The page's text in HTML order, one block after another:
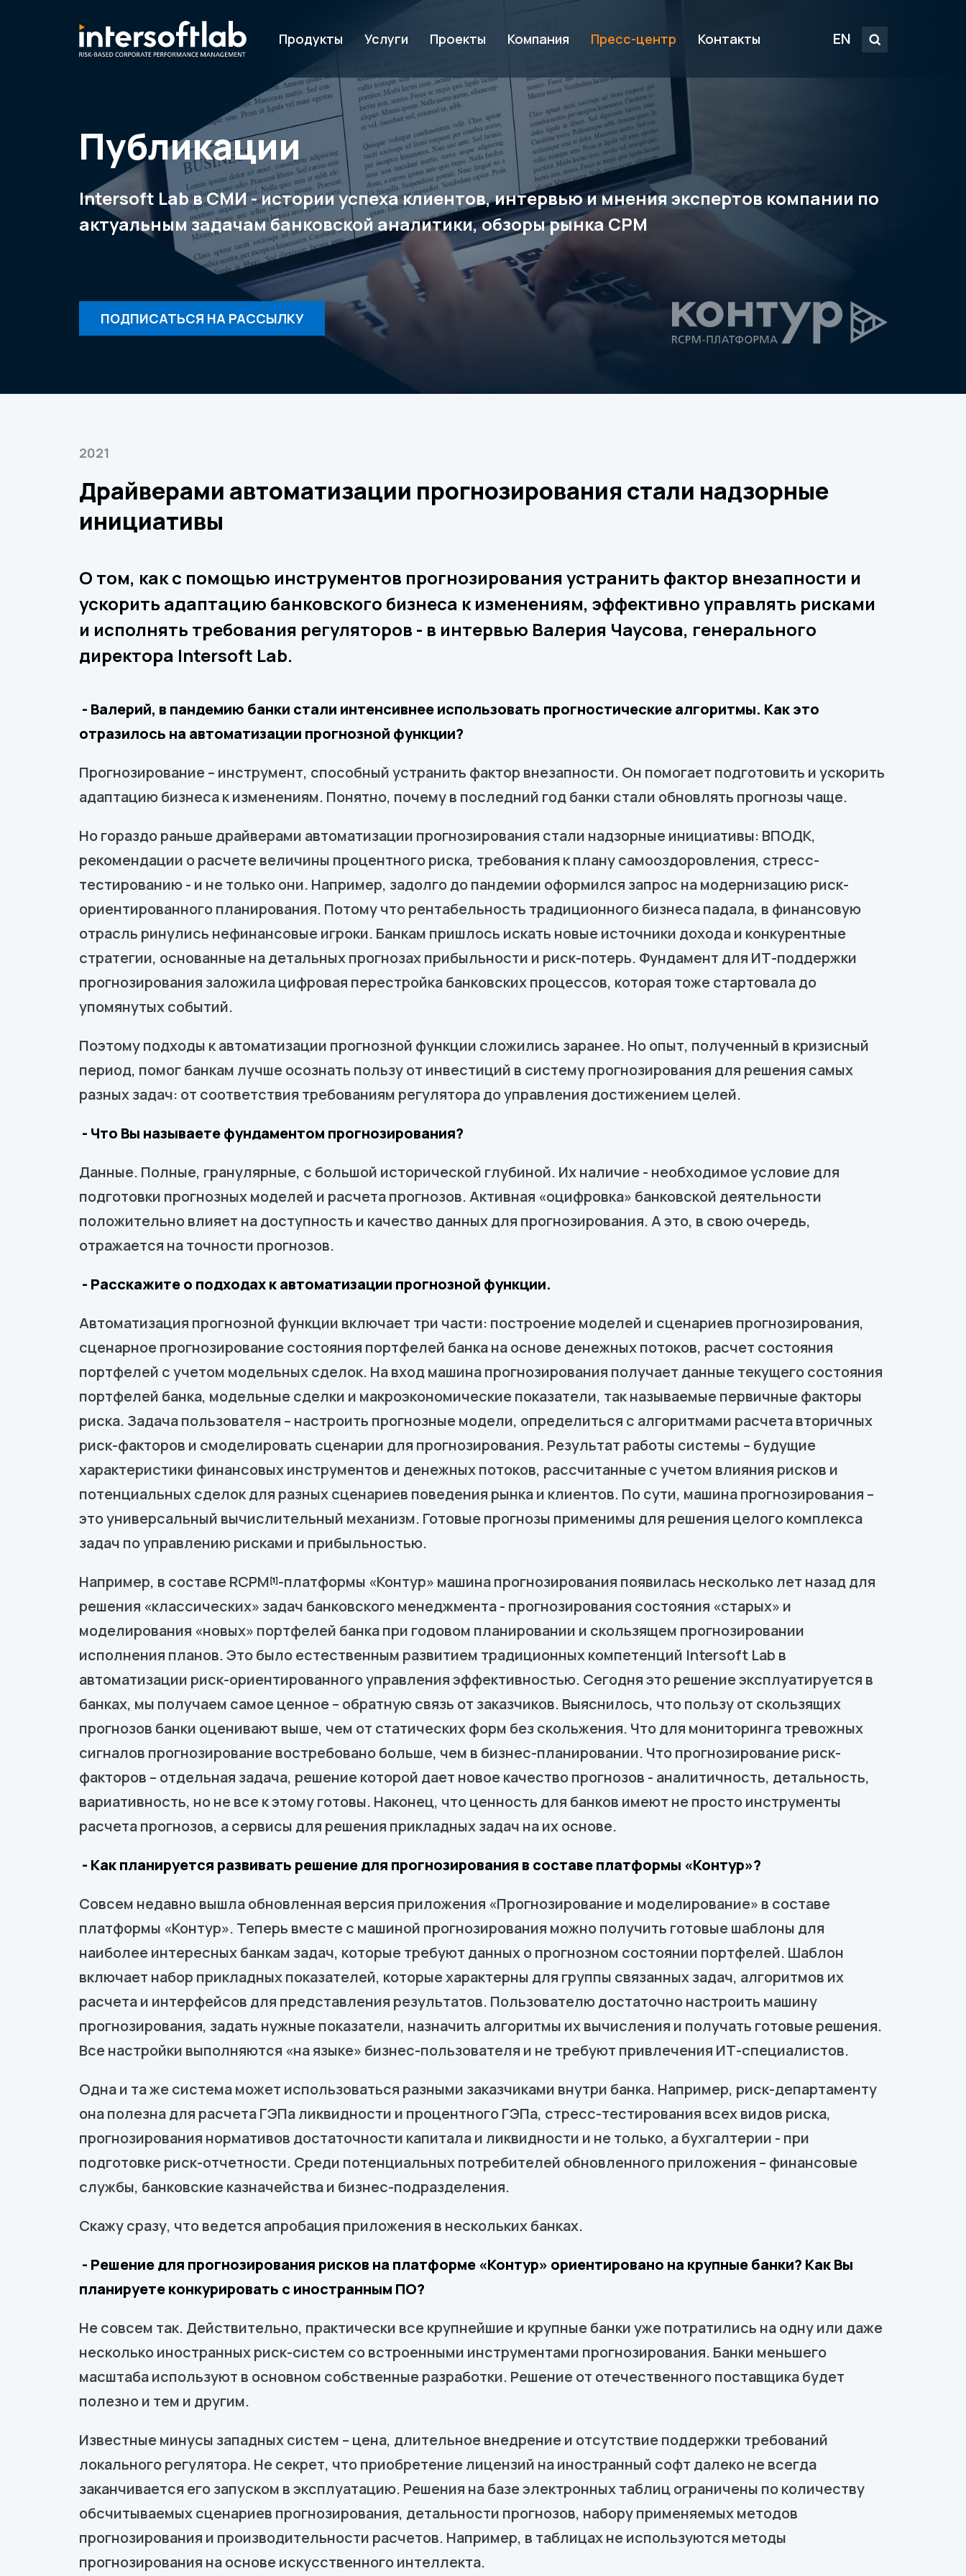
Продукты Услуги Проекты Компания Пресс-центр Контакты EN
Публикации
Intersoft Lab в СМИ - истории успеха клиентов, интервью и мнения экспертов компании по
актуальным задачам банковской аналитики, обзоры рынка CPM
ПОДПИСАТЬСЯ НА РАССЫЛКУ
2021
Драйверами автоматизации прогнозирования стали надзорные
инициативы
О том, как с помощью инструментов прогнозирования устранить фактор внезапности и
ускорить адаптацию банковского бизнеса к изменениям, эффективно управлять рисками
и исполнять требования регуляторов - в интервью Валерия Чаусова, генерального
директора Intersoft Lab.
- Валерий, в пандемию банки стали интенсивнее использовать прогностические алгоритмы. Как это
отразилось на автоматизации прогнозной функции?
Прогнозирование – инструмент, способный устранить фактор внезапности. Он помогает подготовить и ускорить
адаптацию бизнеса к изменениям. Понятно, почему в последний год банки стали обновлять прогнозы чаще.
Но гораздо раньше драйверами автоматизации прогнозирования стали надзорные инициативы: ВПОДК,
рекомендации о расчете величины процентного риска, требования к плану самооздоровления, стресс-
тестированию - и не только они. Например, задолго до пандемии оформился запрос на модернизацию риск-
ориентированного планирования. Потому что рентабельность традиционного бизнеса падала, в финансовую
отрасль ринулись нефинансовые игроки. Банкам пришлось искать новые источники дохода и конкурентные
стратегии, основанные на детальных прогнозах прибыльности и риск-потерь. Фундамент для ИТ-поддержки
прогнозирования заложила цифровая перестройка банковских процессов, которая тоже стартовала до
упомянутых событий.
Поэтому подходы к автоматизации прогнозной функции сложились заранее. Но опыт, полученный в кризисный
период, помог банкам лучше осознать пользу от инвестиций в систему прогнозирования для решения самых
разных задач: от соответствия требованиям регулятора до управления достижением целей.
- Что Вы называете фундаментом прогнозирования?
Данные. Полные, гранулярные, с большой исторической глубиной. Их наличие - необходимое условие для
подготовки прогнозных моделей и расчета прогнозов. Активная «оцифровка» банковской деятельности
положительно влияет на доступность и качество данных для прогнозирования. А это, в свою очередь,
отражается на точности прогнозов.
- Расскажите о подходах к автоматизации прогнозной функции.
Автоматизация прогнозной функции включает три части: построение моделей и сценариев прогнозирования,
сценарное прогнозирование состояния портфелей банка на основе денежных потоков, расчет состояния
портфелей с учетом модельных сделок. На вход машина прогнозирования получает данные текущего состояния
портфелей банка, модельные сделки и макроэкономические показатели, так называемые первичные факторы
риска. Задача пользователя – настроить прогнозные модели, определиться с алгоритмами расчета вторичных
риск-факторов и смоделировать сценарии для прогнозирования. Результат работы системы – будущие
характеристики финансовых инструментов и денежных потоков, рассчитанные с учетом влияния рисков и
потенциальных сделок для разных сценариев поведения рынка и клиентов. По сути, машина прогнозирования –
это универсальный вычислительный механизм. Готовые прогнозы применимы для решения целого комплекса
задач по управлению рисками и прибыльностью.
Например, в составе RCPM [1] -платформы «Контур» машина прогнозирования появилась несколько лет назад для
решения «классических» задач банковского менеджмента - прогнозирования состояния «старых» и
моделирования «новых» портфелей банка при годовом планировании и скользящем прогнозировании
исполнения планов. Это было естественным развитием традиционных компетенций Intersoft Lab в
автоматизации риск-ориентированного управления эффективностью. Сегодня это решение эксплуатируется в
банках, мы получаем самое ценное – обратную связь от заказчиков. Выяснилось, что пользу от скользящих
прогнозов банки оценивают выше, чем от статических форм без скольжения. Что для мониторинга тревожных
сигналов прогнозирование востребовано больше, чем в бизнес-планировании. Что прогнозирование риск-
факторов – отдельная задача, решение которой дает новое качество прогнозов - аналитичность, детальность,
вариативность, но не все к этому готовы. Наконец, что ценность для банков имеют не просто инструменты
расчета прогнозов, а сервисы для решения прикладных задач на их основе.
- Как планируется развивать решение для прогнозирования в составе платформы «Контур»?
Совсем недавно вышла обновленная версия приложения «Прогнозирование и моделирование» в составе
платформы «Контур». Теперь вместе с машиной прогнозирования можно получить готовые шаблоны для
наиболее интересных банкам задач, которые требуют данных о прогнозном состоянии портфелей. Шаблон
включает набор прикладных показателей, которые характерны для группы связанных задач, алгоритмов их
расчета и интерфейсов для представления результатов. Пользователю достаточно настроить машину
прогнозирования, задать нужные показатели, назначить алгоритмы их вычисления и получать готовые решения.
Все настройки выполняются «на языке» бизнес-пользователя и не требуют привлечения ИТ-специалистов.
Одна и та же система может использоваться разными заказчиками внутри банка. Например, риск-департаменту
она полезна для расчета ГЭПа ликвидности и процентного ГЭПа, стресс-тестирования всех видов риска,
прогнозирования нормативов достаточности капитала и ликвидности и не только, а бухгалтерии - при
подготовке риск-отчетности. Среди потенциальных потребителей обновленного приложения – финансовые
службы, банковские казначейства и бизнес-подразделения.
Скажу сразу, что ведется апробация приложения в нескольких банках.
- Решение для прогнозирования рисков на платформе «Контур» ориентировано на крупные банки? Как Вы
планируете конкурировать с иностранным ПО?
Не совсем так. Действительно, практически все крупнейшие и крупные банки уже потратились на одну или даже
несколько иностранных риск-систем со встроенными инструментами прогнозирования. Банки меньшего
масштаба используют в основном собственные разработки. Решение от отечественного поставщика будет
полезно и тем и другим.
Известные минусы западных систем – цена, длительное внедрение и отсутствие поддержки требований
локального регулятора. Не секрет, что приобретение лицензий на иностранный софт далеко не всегда
заканчивается его запуском в эксплуатацию. Решения на базе электронных таблиц ограничены по количеству
обсчитываемых сценариев прогнозирования, детальности прогнозов, набору применяемых методов
прогнозирования и производительности расчетов. Например, в таблицах не используются методы
прогнозирования на основе искусственного интеллекта.